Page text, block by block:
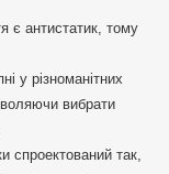
є антистатик, тому
у різноманітних
вибрати
спроектований так,